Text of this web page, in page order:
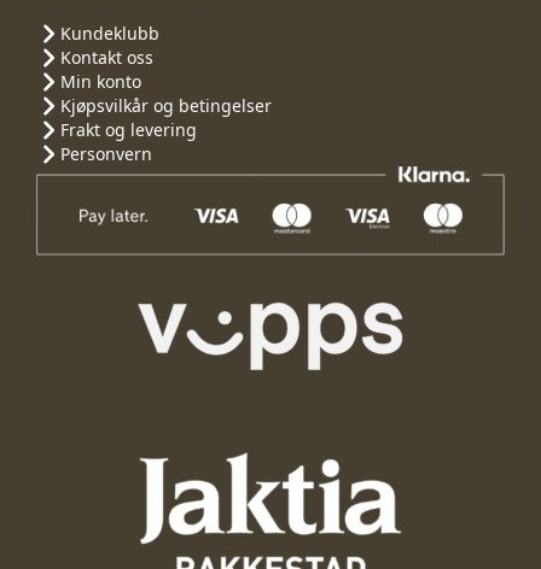
Kundeklubb
Kontakt oss
Min konto
Kjøpsvilkår og betingelser
Frakt og levering
Personvern